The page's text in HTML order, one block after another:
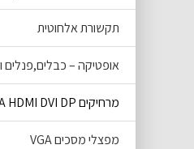
תקשורת אלחוטית
אופטיקה – כבלים,פנלים
מרחיקים KVM VGA HDMI DVI DP
מפצלי מסכים VGA